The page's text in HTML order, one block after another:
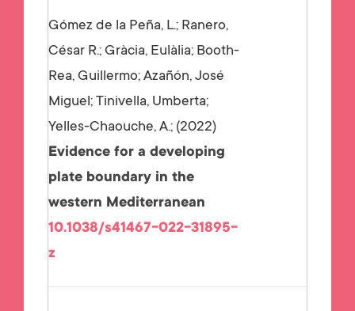
Gómez de la Peña, L.; Ranero,
César R.; Gràcia, Eulàlia; Booth-
Rea, Guillermo; Azañón, José
Miguel; Tinivella, Umberta;
Yelles-Chaouche, A.; 2022
Evidence for a developing
plate boundary in the
western Mediterranean
10.1038/s41467-022-31895-
z